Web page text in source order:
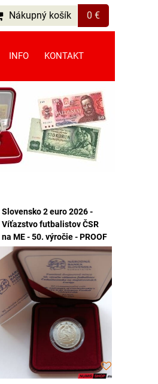
Nákupný košík 0 €
INFO KONTAKT
Slovensko 2 euro 2026 -
Víťazstvo futbalistov ČSR
na ME - 50. výročie - PROOF